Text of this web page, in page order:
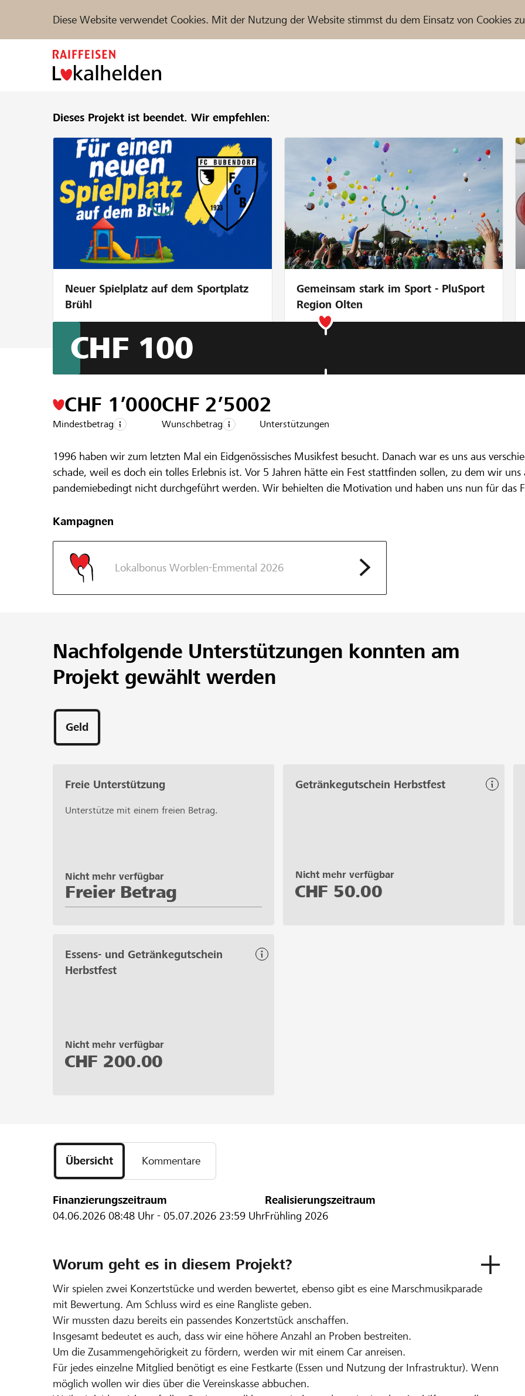
Diese Website verwendet Cookies. Mit der Nutzung der Website stimmst du dem Einsatz von Cookies
Unterstützen Hilfe & Support Partner / Raiffeisenbank
Projekte und Organisationen finden
FR IT
Dieses Projekt ist beendet. Wir empfehlen:
Neuer Spielplatz auf dem Sportplatz
Brühl
Gemeinsam stark im Sport - PluSport
Region Olten
MGU am Eidgenössischen
Ein Projekt aus der Region derRaiffeisenbank Worblen-Emmental
1996 haben wir zum letzten Mal ein Eidgenössisches Musikfest besucht. Danach war es uns aus
schade, weil es doch ein tolles Erlebnis ist. Vor 5 Jahren hätte ein Fest stattfinden sollen, zu dem wir
pandemiebedingt nicht durchgeführt werden. Wir behielten die Motivation und haben uns nun für das
Die Teilnahme an einem Eidgenössischen Musikfest bedeutet aber Mehraufwand und finanzielle
CHF 100
CHF 1’000
Mindestbetrag
CHF 2’500
Wunschbetrag
2
Unterstützungen
Kampagnen
Lokalbonus Worblen-Emmental 2026
Nachfolgende Unterstützungen konnten am
Projekt gewählt werden
Geld
Freie Unterstützung
Unterstütze mit einem freien Betrag.
Freier Betrag
Nicht mehr verfügbar
Getränkegutschein Herbstfest
Nicht mehr verfügbar
CHF 50.00
Essens- und Getränkegutschein
Herbstfest
Nicht mehr verfügbar
CHF 200.00
Übersicht Kommentare
Finanzierungszeitraum
04.06.2026 08:48 Uhr - 05.07.2026 23:59 Uhr
Realisierungszeitraum
Frühling 2026
Worum geht es in diesem Projekt?
Wir spielen zwei Konzertstücke und werden bewertet, ebenso gibt es eine Marschmusikparade
mit Bewertung. Am Schluss wird es eine Rangliste geben.
Wir mussten dazu bereits ein passendes Konzertstück anschaffen.
Insgesamt bedeutet es auch, dass wir eine höhere Anzahl an Proben bestreiten.
Um die Zusammengehörigkeit zu fördern, werden wir mit einem Car anreisen.
Für jedes einzelne Mitglied benötigt es eine Festkarte (Essen und Nutzung der Infrastruktur). Wenn
möglich wollen wir dies über die Vereinskasse abbuchen.